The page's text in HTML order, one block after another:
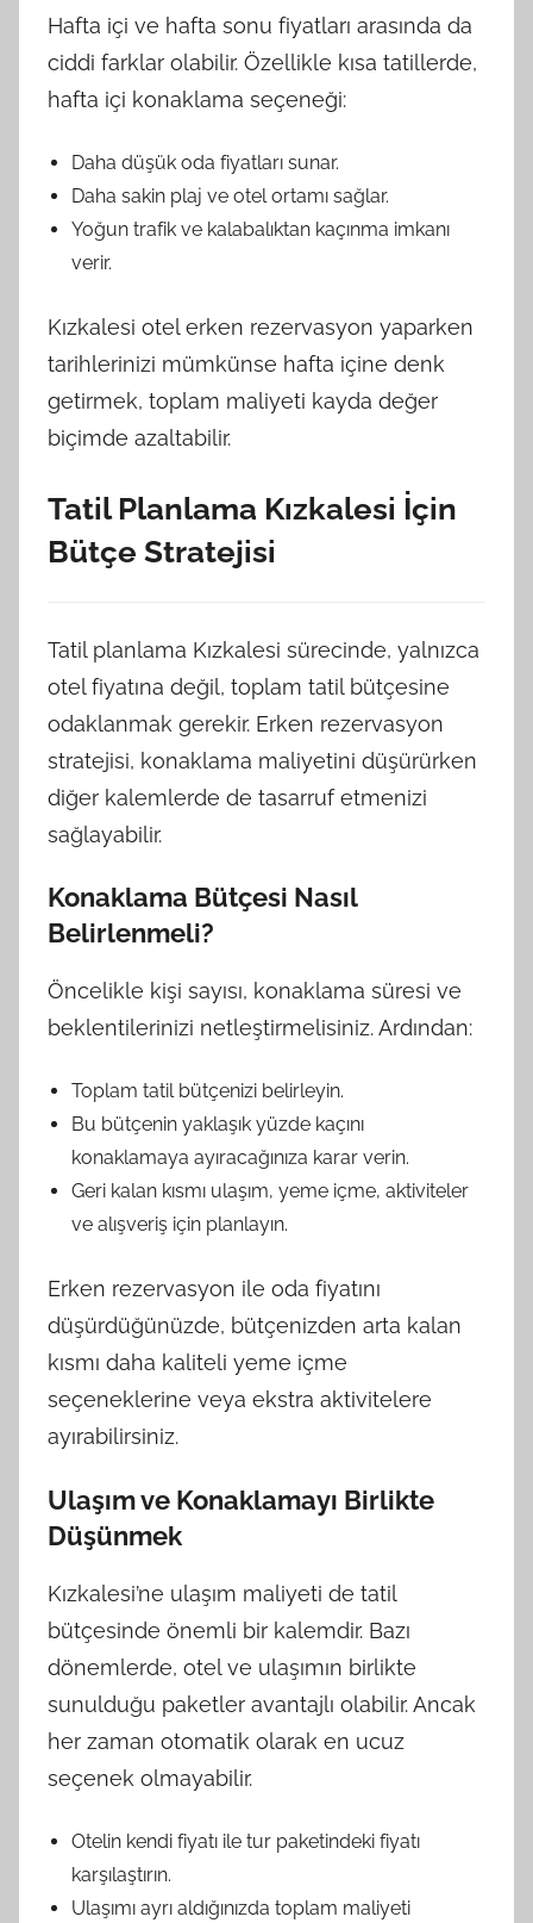
Hafta içi ve hafta sonu fiyatları arasında da
ciddi farklar olabilir. Özellikle kısa tatillerde,
hafta içi konaklama seçeneği:
Daha düşük oda fiyatları sunar.
Daha sakin plaj ve otel ortamı sağlar.
Yoğun trafik ve kalabalıktan kaçınma imkanı
verir.
Kızkalesi otel erken rezervasyon yaparken
tarihlerinizi mümkünse hafta içine denk
getirmek, toplam maliyeti kayda değer
biçimde azaltabilir.
Tatil Planlama Kızkalesi İçin
Bütçe Stratejisi
Tatil planlama Kızkalesi sürecinde, yalnızca
otel fiyatına değil, toplam tatil bütçesine
odaklanmak gerekir. Erken rezervasyon
stratejisi, konaklama maliyetini düşürürken
diğer kalemlerde de tasarruf etmenizi
sağlayabilir.
Konaklama Bütçesi Nasıl
Belirlenmeli?
Öncelikle kişi sayısı, konaklama süresi ve
beklentilerinizi netleştirmelisiniz. Ardından:
Toplam tatil bütçenizi belirleyin.
Bu bütçenin yaklaşık yüzde kaçını
konaklamaya ayıracağınıza karar verin.
Geri kalan kısmı ulaşım, yeme içme, aktiviteler
ve alışveriş için planlayın.
Erken rezervasyon ile oda fiyatını
düşürdüğünüzde, bütçenizden arta kalan
kısmı daha kaliteli yeme içme
seçeneklerine veya ekstra aktivitelere
ayırabilirsiniz.
Ulaşım ve Konaklamayı Birlikte
Düşünmek
Kızkalesi’ne ulaşım maliyeti de tatil
bütçesinde önemli bir kalemdir. Bazı
dönemlerde, otel ve ulaşımın birlikte
sunulduğu paketler avantajlı olabilir. Ancak
her zaman otomatik olarak en ucuz
seçenek olmayabilir.
Otelin kendi fiyatı ile tur paketindeki fiyatı
karşılaştırın.
Ulaşımı ayrı aldığınızda toplam maliyeti